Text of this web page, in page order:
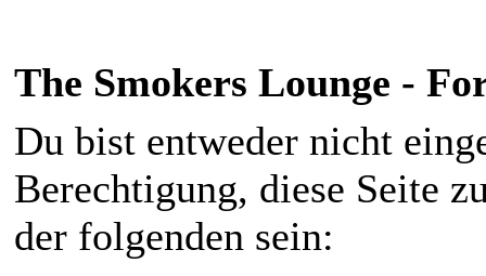
The Smokers Lounge -
Du bist entweder nicht
Berechtigung, diese Seite
der folgenden sein: